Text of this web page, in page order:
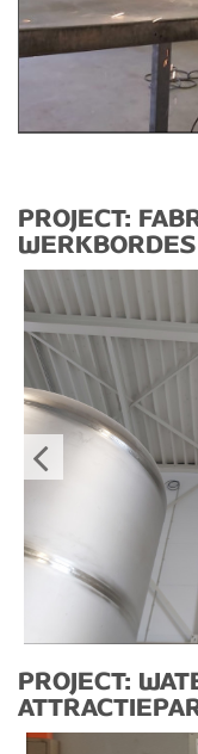
PROJECT:
WERKBORDES
PROJECT: